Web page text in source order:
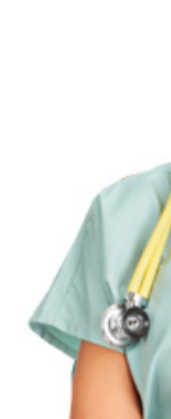
Hemşire :